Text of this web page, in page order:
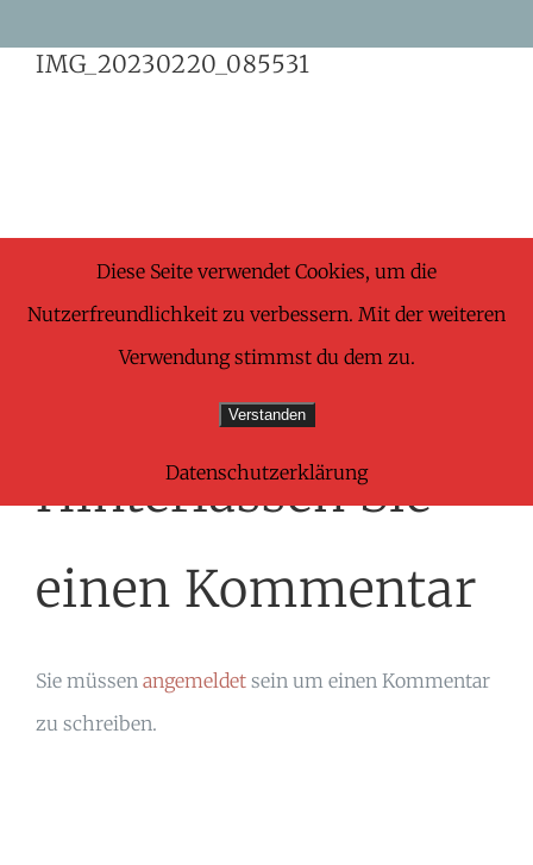
IMG_20230220_085531
Mail
Hinterlassen Sie
einen Kommentar
Sie müssen angemeldet sein um einen Kommentar
zu schreiben.
Diese Seite verwendet Cookies, um die
Nutzerfreundlichkeit zu verbessern. Mit der weiteren
Verwendung stimmst du dem zu.
Verstanden
Datenschutzerklärung